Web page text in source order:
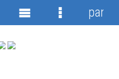
Menu
Menu
panel